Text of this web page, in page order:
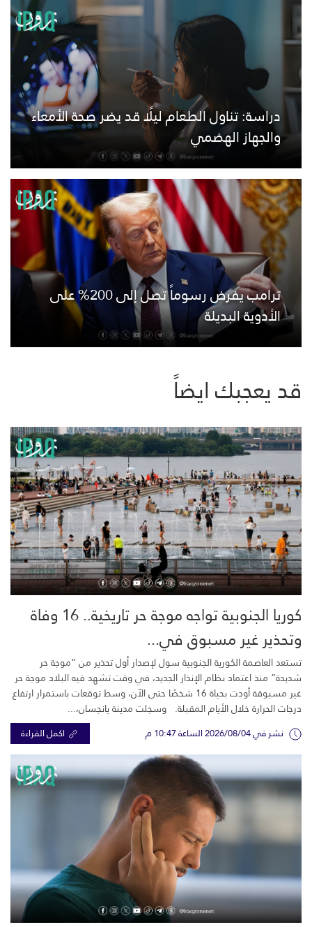
دراسة: تناول الطعام ليلًا قد يضر صحة الأمعاء
والجهاز الهضمي
ترامب يفرض رسوماً تصل إلى 200% على
الأدوية البديلة
قد يعجبك ايضاً
كوريا الجنوبية تواجه موجة حر تاريخية.. 16 وفاة
وتحذير غير مسبوق في...
تستعد العاصمة الكورية الجنوبية سول لإصدار أول تحذير من “موجة حر
شديدة” منذ اعتماد نظام الإنذار الجديد، في وقت تشهد فيه البلاد موجة حر
غير مسبوقة أودت بحياة 16 شخصًا حتى الآن، وسط توقعات باستمرار ارتفاع
درجات الحرارة خلال الأيام المقبلة. وسجلت مدينة يانجسان،...
نشر في 2026/08/04 الساعة 10:47 م اكمل القراءة